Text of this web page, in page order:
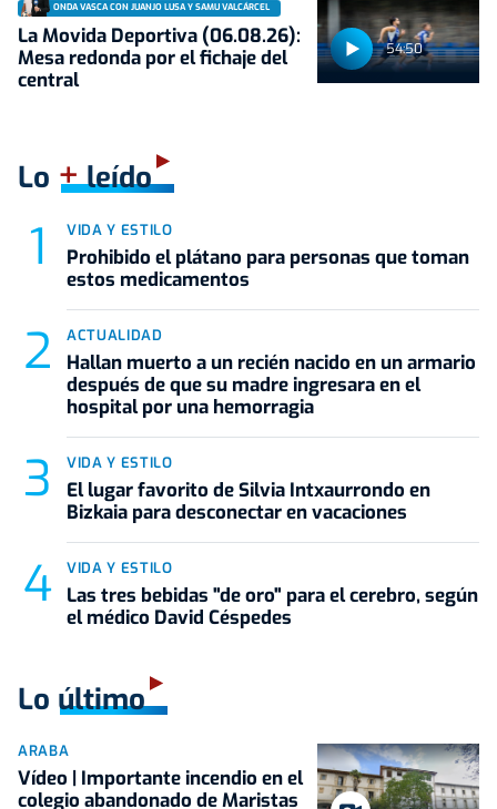
54:50
ONDA VASCA CON JUANJO LUSA Y SAMU VALCÁRCEL
La Movida Deportiva (06.08.26):
Mesa redonda por el fichaje del
central
Lo +leído
VIDA Y ESTILO
Prohibido el plátano para personas que toman
estos medicamentos
ACTUALIDAD
Hallan muerto a un recién nacido en un armario
después de que su madre ingresara en el
hospital por una hemorragia
VIDA Y ESTILO
El lugar favorito de Silvia Intxaurrondo en
Bizkaia para desconectar en vacaciones
VIDA Y ESTILO
Las tres bebidas "de oro" para el cerebro, según
el médico David Céspedes
Lo último
ARABA
Vídeo | Importante incendio en el
colegio abandonado de Maristas